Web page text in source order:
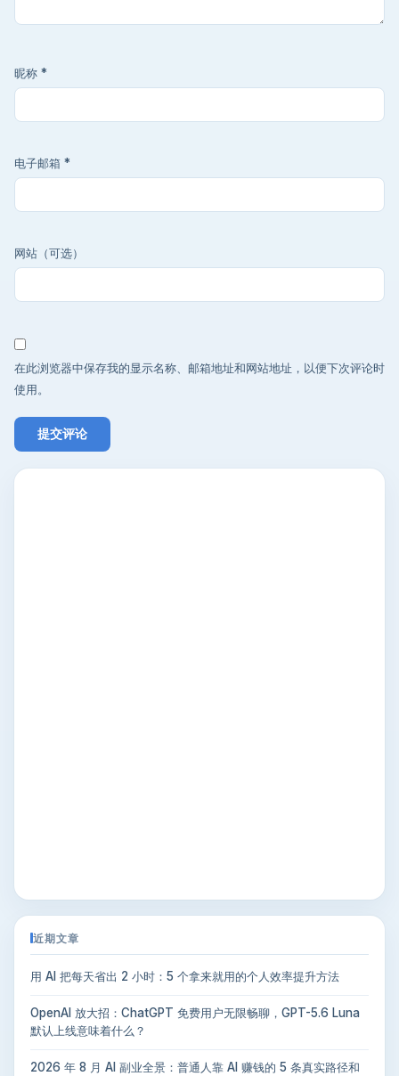
昵称 *
电子邮箱 *
网站（可选）
在此浏览器中保存我的显示名称、邮箱地址和网站地址，以便下次评论时
使用。
近期文章
用 AI 把每天省出 2 小时：5 个拿来就用的个人效率提升方法
OpenAI 放大招：ChatGPT 免费用户无限畅聊，GPT-5.6 Luna
默认上线意味着什么？
2026 年 8 月 AI 副业全景：普通人靠 AI 赚钱的 5 条真实路径和